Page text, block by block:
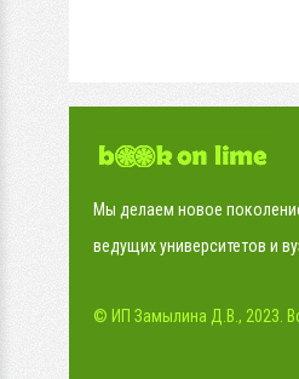
Мы делаем новое
ведущих университетов и
© ИП Замылина Д.В., 2023.